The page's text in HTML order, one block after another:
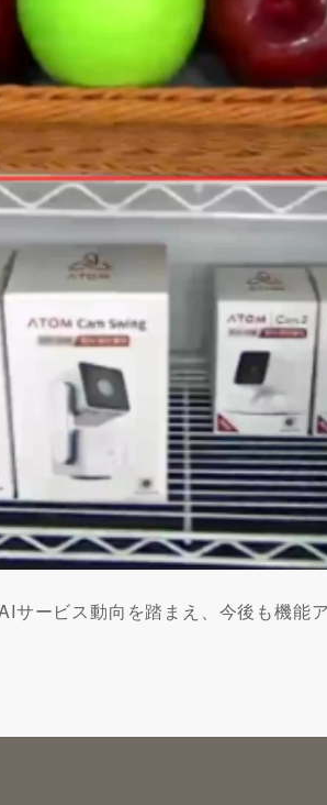
ービス動向を踏まえ、今後も機能